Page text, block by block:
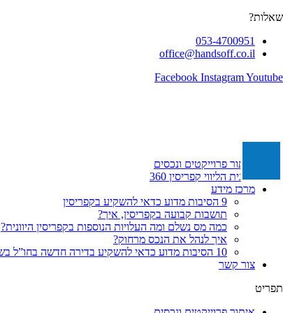
דלג
שאלות?
053-4700951
office@handsoff.co.il
Facebook InstagramYoutube
איתור פרוייקטים ונכסים
תכנית הליווי קפריסין 360
מרכז מידע
9 הסיבות מדוע כדאי להשקיע בקפריסין
תושבות קבועה בקפריסין, איך?
כמה מס נשלם ומה העלויות הנוספות בקפריסין היוונית?
איך לנהל את הנכס מרחוק?
10 הסיבות מדוע כדאי להשקיע בדירה חדשה בחו”ל בשלב הפריסייל
צור קשר
תפריט